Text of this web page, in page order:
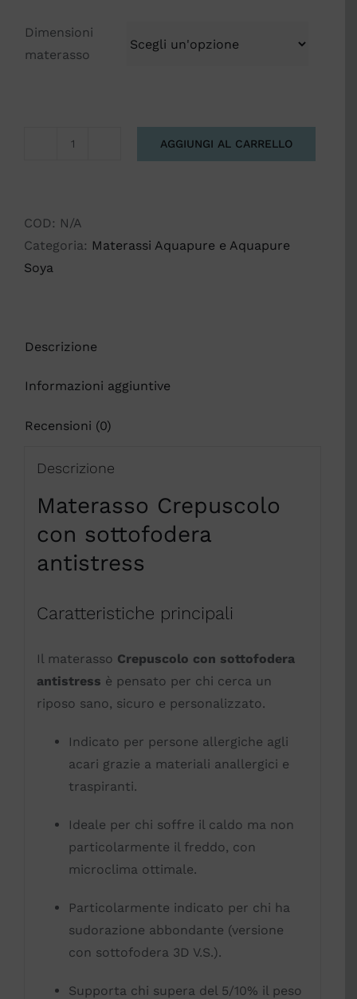
Dimensioni
materasso
antistress
quantità
AGGIUNGI AL CARRELLO
COD: N/A
Categoria: Materassi Aquapure e Aquapure
Soya
Descrizione
Informazioni aggiuntive
Recensioni (0)
Descrizione
Materasso Crepuscolo
con sottofodera
antistress
Caratteristiche principali
Il materasso Crepuscolo con sottofodera
antistress è pensato per chi cerca un
riposo sano, sicuro e personalizzato.
Indicato per persone allergiche agli
acari grazie a materiali anallergici e
traspiranti.
Ideale per chi soffre il caldo ma non
particolarmente il freddo, con
microclima ottimale.
Particolarmente indicato per chi ha
sudorazione abbondante (versione
con sottofodera 3D V.S.).
Supporta chi supera del 5/10% il peso